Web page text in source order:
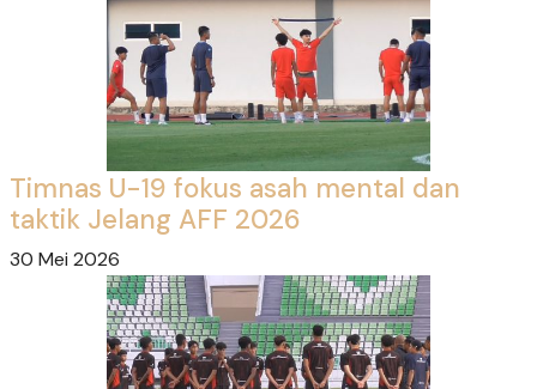
Timnas U-19 fokus asah mental dan
taktik Jelang AFF 2026
30 Mei 2026